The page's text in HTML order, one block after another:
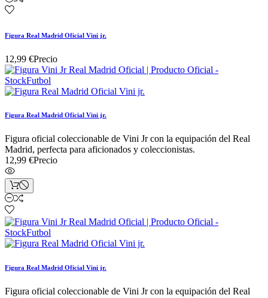
Figura Real Madrid Oficial Vini jr.
12,99 €Precio
Figura Real Madrid Oficial Vini jr.
Figura oficial coleccionable de Vini Jr con la equipación del Real
Madrid, perfecta para aficionados y coleccionistas.
12,99 €Precio
Figura Real Madrid Oficial Vini jr.
Figura oficial coleccionable de Vini Jr con la equipación del Real